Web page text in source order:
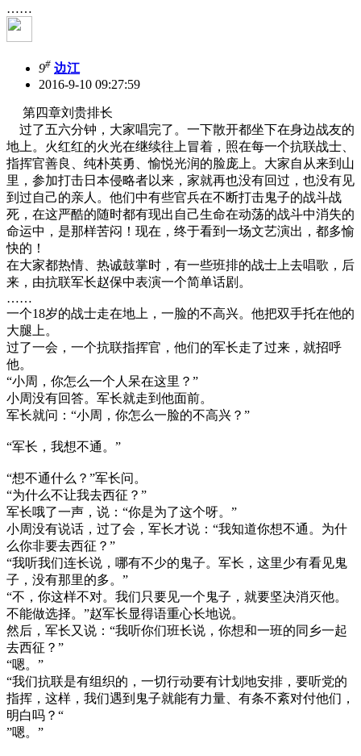
……
9# 边江
2016-9-10 09:27:59
第四章刘贵排长
过了五六分钟，大家唱完了。一下散开都坐下在身边战友的
地上。火红红的火光在继续往上冒着，照在每一个抗联战士、
指挥官善良、纯朴英勇、愉悦光润的脸庞上。大家自从来到山
里，参加打击日本侵略者以来，家就再也没有回过，也没有见
到过自己的亲人。他们中有些官兵在不断打击鬼子的战斗战
死，在这严酷的随时都有现出自己生命在动荡的战斗中消失的
命运中，是那样苦闷！现在，终于看到一场文艺演出，都多愉
快的！
在大家都热情、热诚鼓掌时，有一些班排的战士上去唱歌，后
来，由抗联军长赵保中表演一个简单话剧。
……
一个18岁的战士走在地上，一脸的不高兴。他把双手托在他的
大腿上。
过了一会，一个抗联指挥官，他们的军长走了过来，就招呼
他。
“小周，你怎么一个人呆在这里？”
小周没有回答。军长就走到他面前。
军长就问：“小周，你怎么一脸的不高兴？”
“军长，我想不通。”
“想不通什么？”军长问。
“为什么不让我去西征？”
军长哦了一声，说：“你是为了这个呀。”
小周没有说话，过了会，军长才说：“我知道你想不通。为什
么你非要去西征？”
“我听我们连长说，哪有不少的鬼子。军长，这里少有看见鬼
子，没有那里的多。”
“不，你这样不对。我们只要见一个鬼子，就要坚决消灭他。
不能做选择。”赵军长显得语重心长地说。
然后，军长又说：“我听你们班长说，你想和一班的同乡一起
去西征？”
“嗯。”
“我们抗联是有组织的，一切行动要有计划地安排，要听党的
指挥，这样，我们遇到鬼子就能有力量、有条不紊对付他们，
明白吗？“
”嗯。”